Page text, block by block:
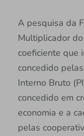
A pesquisa da
Multiplicador
coeficiente que
concedido
Interno Bruto
concedido em
economia e a
pelas